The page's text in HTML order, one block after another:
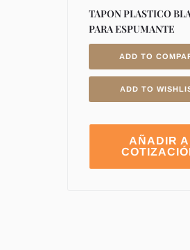
TAPON PLASTICO
PARA ESPUMANTE
ADD TO
ADD TO
AÑADIR A